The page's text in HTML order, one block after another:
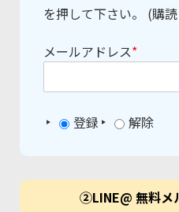
を押して下さい。 (購
メールアドレス*
登録 解除
②LINE@ 無料メ